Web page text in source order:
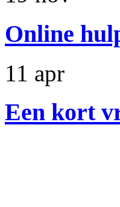
Online
11 apr
Een kort